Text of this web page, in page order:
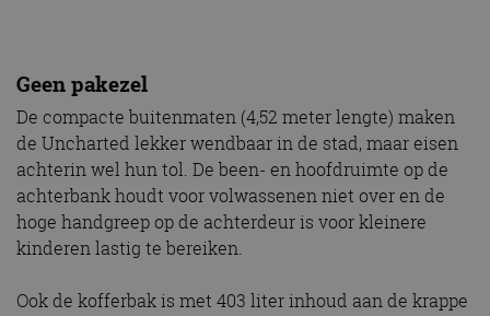
Geen pakezel
De compacte buitenmaten (4,52 meter lengte) maken
de Uncharted lekker wendbaar in de stad, maar eisen
achterin wel hun tol. De been- en hoofdruimte op de
achterbank houdt voor volwassenen niet over en de
hoge handgreep op de achterdeur is voor kleinere
kinderen lastig te bereiken.
Ook de kofferbak is met 403 liter inhoud aan de krappe